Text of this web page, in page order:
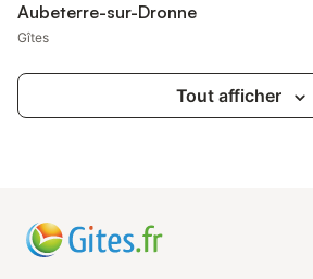
Aubeterre-sur-Dronne
Gîtes
Tout afficher